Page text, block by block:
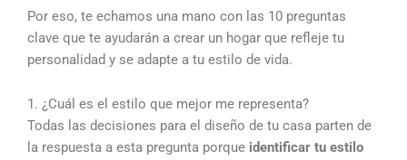
Por eso, te echamos una mano con las 10 preguntas
clave que te ayudarán a crear un hogar que refleje tu
personalidad y se adapte a tu estilo de vida.
1. ¿Cuál es el estilo que mejor me representa?
Todas las decisiones para el diseño de tu casa parten de
la respuesta a esta pregunta porque identificar tu estilo